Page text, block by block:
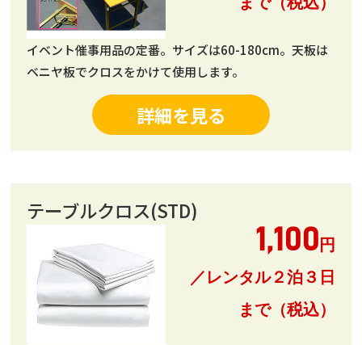
まで（税込）
イベント催事用品の定番。サイズは60-180cm。天板は
ベニヤ板でクロスをかけて使用します。
詳細を見る
テーブルクロス(STD)
1,100 円
／レンタル２泊３日
まで（税込）